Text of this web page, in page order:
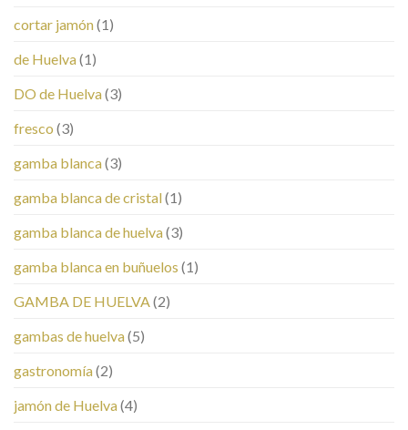
cortar jamón(1)
de Huelva(1)
DO de Huelva(3)
fresco (3)
gamba blanca(3)
gamba blanca de cristal(1)
gamba blanca de huelva(3)
gamba blanca en buñuelos (1)
GAMBA DE HUELVA(2)
gambas de huelva(5)
gastronomía(2)
jamón de Huelva(4)